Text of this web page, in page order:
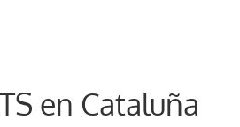
en Cataluña